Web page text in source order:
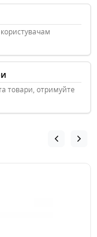
товари, отримуйте